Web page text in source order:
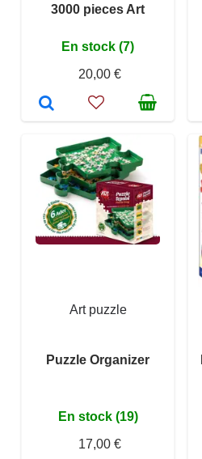
3000 pieces Art
En stock (7)
20,00 €
Art puzzle
Puzzle Organizer
En stock (19)
17,00 €